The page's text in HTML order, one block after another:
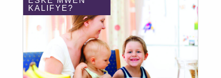
KALIFYE?